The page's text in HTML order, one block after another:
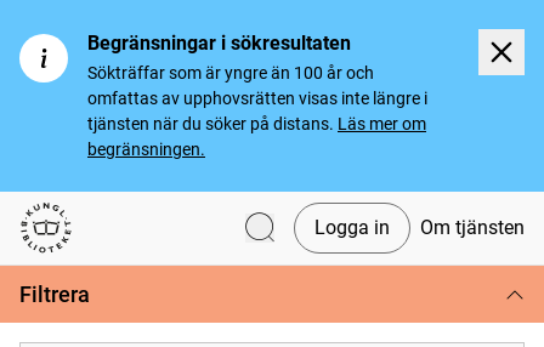
Begränsningar i sökresultaten
Sökträffar som är yngre än 100 år och
omfattas av upphovsrätten visas inte längre i
tjänsten när du söker på distans. Läs mer om
begränsningen.
Svenska tidningar
Logga in Om tjänsten
Filtrera